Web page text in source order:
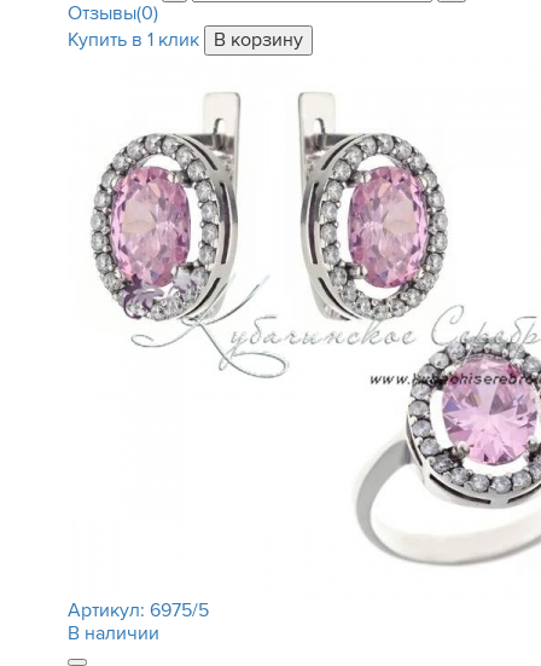
Отзывы(0)
Купить в 1 клик
Артикул: 6975/5
В наличии